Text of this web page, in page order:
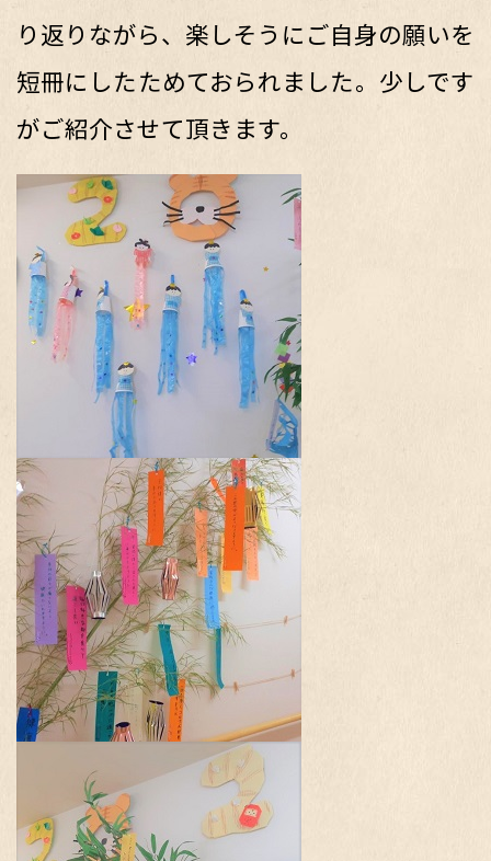
り返りながら、楽しそうにご自身の願いを
短冊にしたためておられました。少しです
がご紹介させて頂きます。